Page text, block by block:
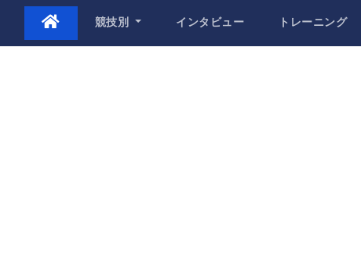
Skip
content
競技別 インタビュー トレーニング